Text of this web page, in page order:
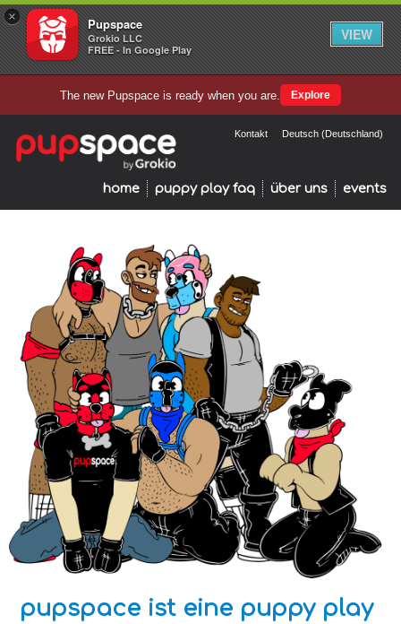
× Pupspace
Grokio LLC
FREE - In Google Play
VIEW
The new Pupspace is ready when you are. Explore
Kontakt Deutsch (Deutschland)
home puppy play faq über uns events
pupspace ist eine puppy play